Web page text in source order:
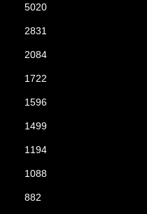
5020
2831
2084
1722
1596
1499
1194
1088
882